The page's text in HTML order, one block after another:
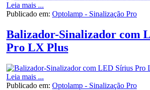
Leia mais ...
Publicado em: Optolamp - Sinalização Pro
Balizador-Sinalizador com
Pro LX Plus
Leia mais ...
Publicado em: Optolamp - Sinalização Pro